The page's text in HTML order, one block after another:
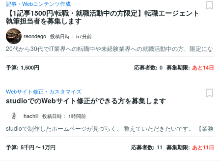
記事・Webコンテンツ作成
【1記事1500円/転職・就職活動中の方限定】転職エージェント
執筆担当者を募集します
reondego 投稿日時： 57分前
予算 1,500円 応募者数 0 募集期限 あと14日
Webサイト修正・カスタマイズ
studioでのWebサイト修正ができる方を募集します
hachiii 投稿日時： 1時間前
予算 5千円〜1万円 応募者数 11 募集期限 あと11日